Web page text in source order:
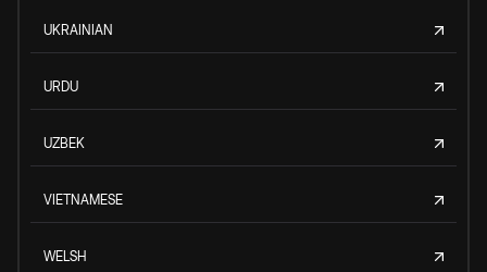
UKRAINIAN
URDU
UZBEK
VIETNAMESE
WELSH